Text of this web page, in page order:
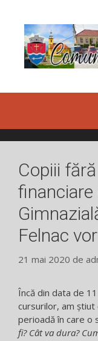
conținut
Copiii
financiare
Felnac
21 mai 2020 de
Încă din data de
cursurilor, am
perioadă în care
fi? Cât va dura?